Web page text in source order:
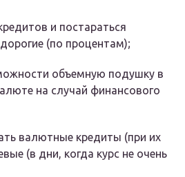
и постараться
(по процентам);
объемную подушку в
на случай финансового
валютные кредиты (при их
(в дни, когда курс не очень